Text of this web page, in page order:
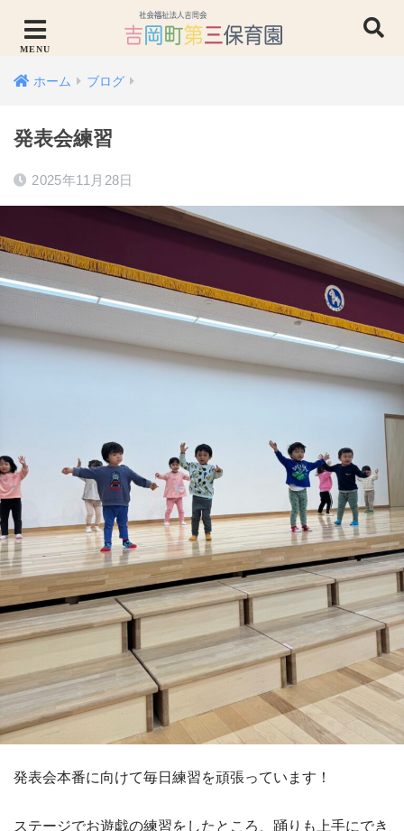
ホーム ブログ
発表会練習
2025年11月28日
発表会本番に向けて毎日練習を頑張っています！
ステージでお遊戯の練習をしたところ、踊りも上手にでき